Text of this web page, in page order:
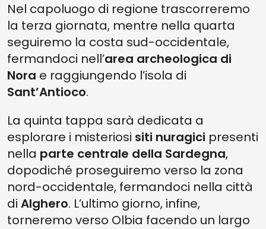
Nel capoluogo di regione trascorreremo
la terza giornata, mentre nella quarta
seguiremo la costa sud-occidentale,
fermandoci nell’area archeologica di
Nora e raggiungendo l’isola di
Sant’Antioco.
La quinta tappa sarà dedicata a
esplorare i misteriosi siti nuragici presenti
nella parte centrale della Sardegna,
dopodiché proseguiremo verso la zona
nord-occidentale, fermandoci nella città
di Alghero. L’ultimo giorno, infine,
torneremo verso Olbia facendo un largo